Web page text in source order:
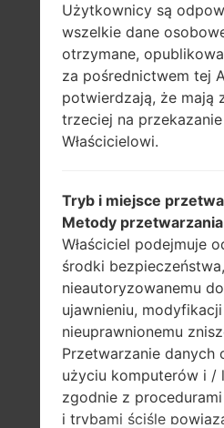
LG
LG
LG
LG
LG
LG
LG
LG
LG
LG
LG
LG
LG
LG
LG
LG
LG
LG
Użytkownicy są
wszelkie dane
otrzymane,
za pośrednictwem tej
potwierdzają, że mają
trzeciej na
Właścicielowi.
Tryb i miejsce
Metody przetwarzania
Właściciel podejmuje
środki
nieautoryzowanemu
ujawnieniu,
nieuprawnionemu
Przetwarzanie danych
użyciu komputerów i /
zgodnie z
i trybami ściśle